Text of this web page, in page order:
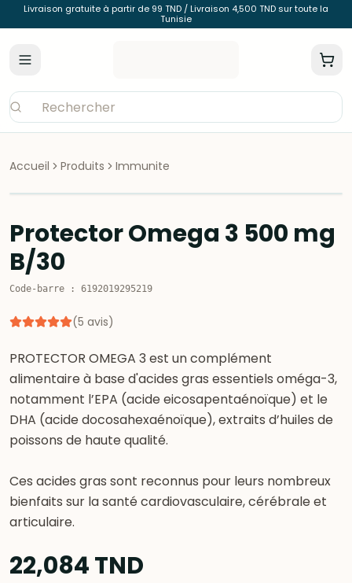
Livraison gratuite à partir de 99 TND / Livraison 4,500 TND sur toute la
Tunisie
Accueil Produits Immunite
Protector Omega 3 500 mg
B/30
Code-barre : 6192019295219
(5 avis)
PROTECTOR OMEGA 3 est un complément
alimentaire à base d'acides gras essentiels oméga-3,
notamment l’EPA (acide eicosapentaénoïque) et le
DHA (acide docosahexaénoïque), extraits d’huiles de
poissons de haute qualité.
Ces acides gras sont reconnus pour leurs nombreux
bienfaits sur la santé cardiovasculaire, cérébrale et
articulaire.
22,084TND